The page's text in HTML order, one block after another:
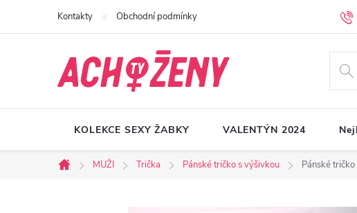
Kontakty Obchodní podmínky
KOLEKCE SEXY ŽABKY VALENTÝN 2024
Domů
MUŽI Trička Pánské tričko s výšivkou Pánské